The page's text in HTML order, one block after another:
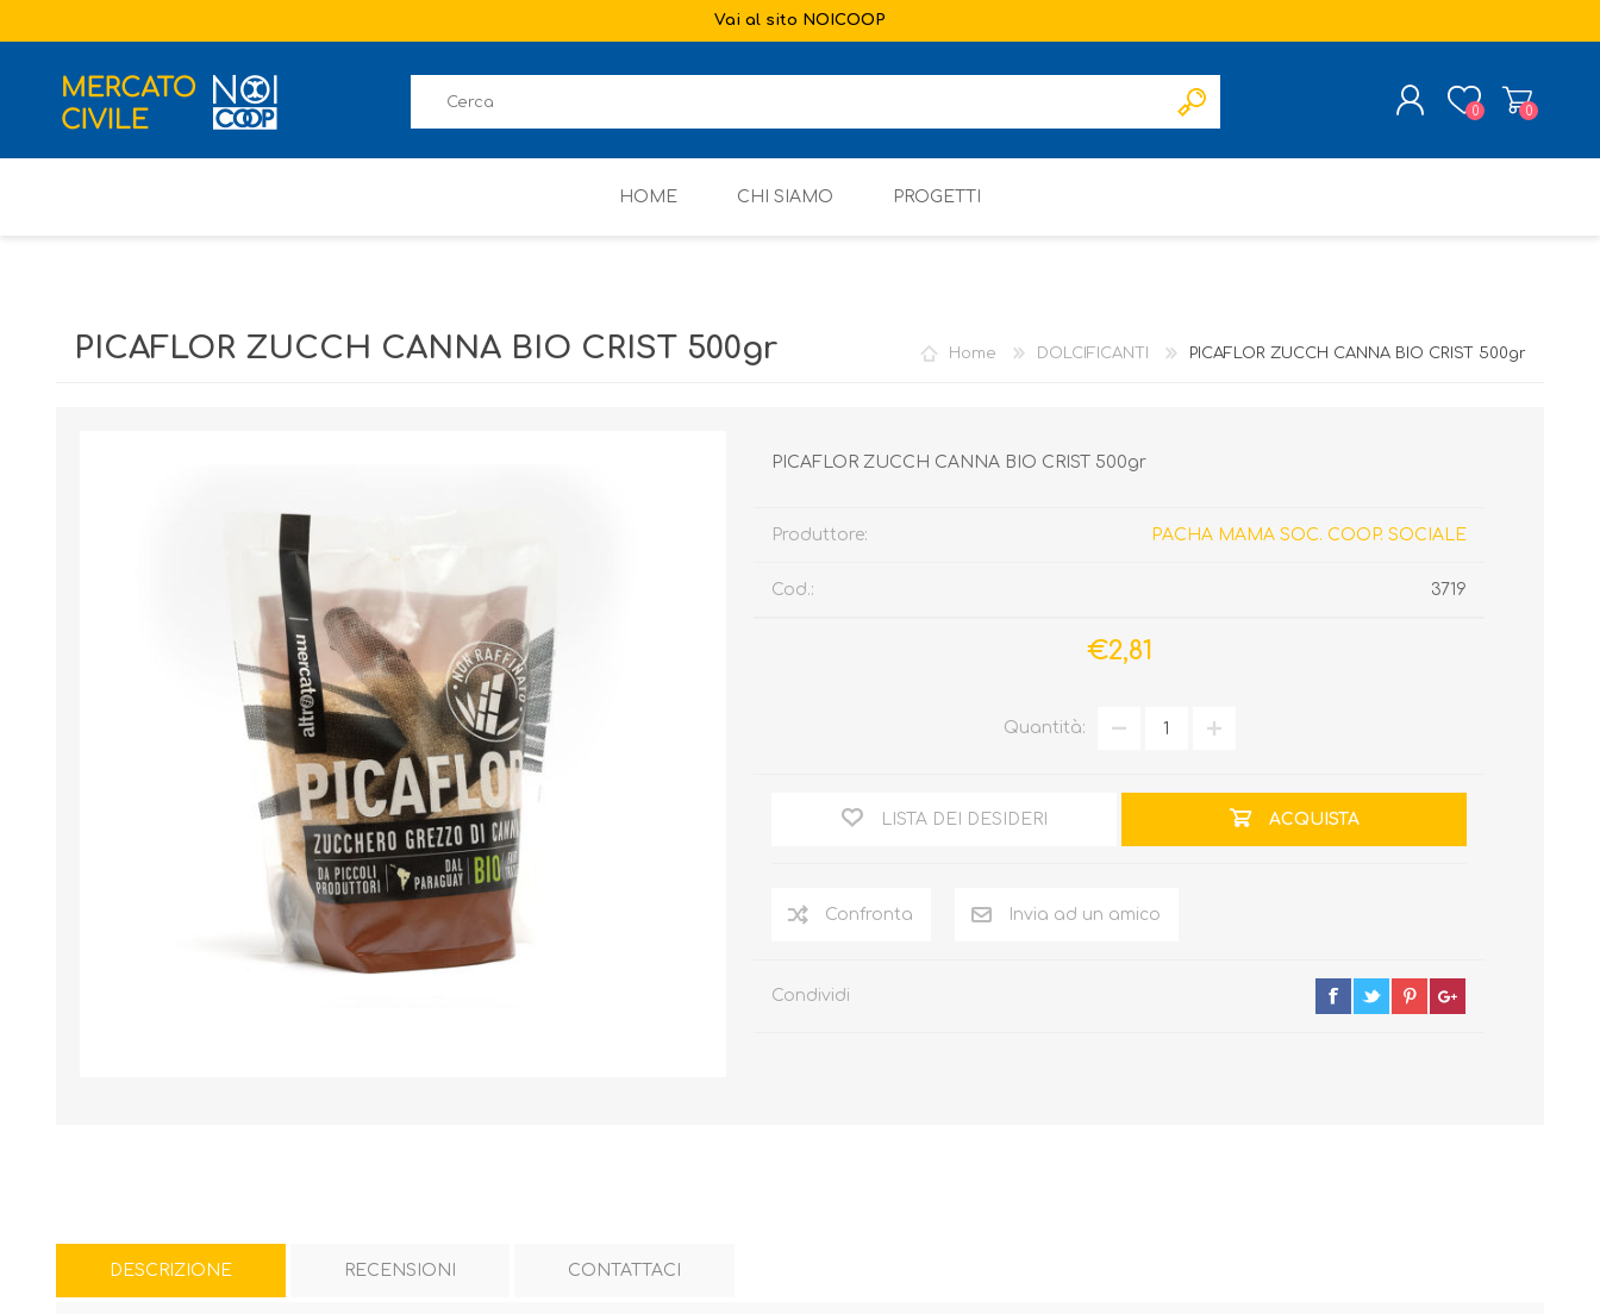
Vai al sito NOICOOP
0 0
HOME CHI SIAMO PROGETTI
Home DOLCIFICANTI PICAFLOR ZUCCH CANNA BIO CRIST 500gr
PICAFLOR ZUCCH CANNA BIO CRIST 500gr
PICAFLOR ZUCCH CANNA BIO CRIST 500gr
Produttore: PACHA MAMA SOC. COOP. SOCIALE
Cod.: 3719
€2,81
Quantità:
LISTA DEI DESIDERI ACQUISTA
Condividi
DESCRIZIONE RECENSIONI CONTATTACI